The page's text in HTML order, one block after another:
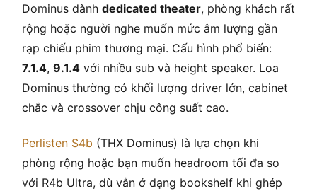
Dominus dành dedicated theater, phòng khách rất
rộng hoặc người nghe muốn mức âm lượng gần
rạp chiếu phim thương mại. Cấu hình phổ biến:
7.1.4, 9.1.4 với nhiều sub và height speaker. Loa
Dominus thường có khối lượng driver lớn, cabinet
chắc và crossover chịu công suất cao.
Perlisten S4b (THX Dominus) là lựa chọn khi
phòng rộng hoặc bạn muốn headroom tối đa so
với R4b Ultra, dù vẫn ở dạng bookshelf khi ghép